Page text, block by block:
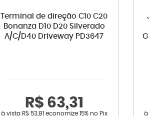
Terminal de direção C10 C20
Bonanza D10 D20 Silverado
A/C/D40 Driveway PD3647
R$ 63,31
à vista R$ 53,81 economize 15% no Pix à